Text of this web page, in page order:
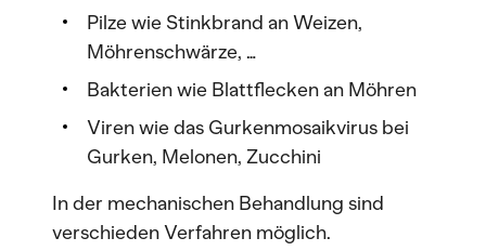
Pilze wie Stinkbrand an Weizen,
Möhrenschwärze, …
Bakterien wie Blattflecken an Möhren
Viren wie das Gurkenmosaikvirus bei
Gurken, Melonen, Zucchini
In der mechanischen Behandlung sind
verschieden Verfahren möglich.